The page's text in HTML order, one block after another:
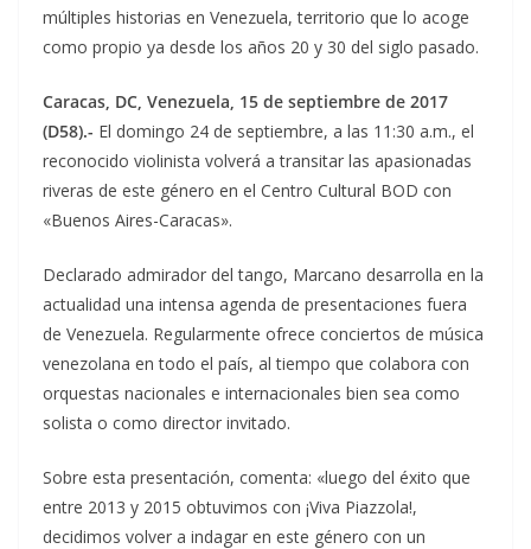
múltiples historias en Venezuela, territorio que lo acoge
como propio ya desde los años 20 y 30 del siglo pasado.
Caracas, DC, Venezuela, 15 de septiembre de 2017
(D58).- El domingo 24 de septiembre, a las 11:30 a.m., el
reconocido violinista volverá a transitar las apasionadas
riveras de este género en el Centro Cultural BOD con
«Buenos Aires-Caracas».
Declarado admirador del tango, Marcano desarrolla en la
actualidad una intensa agenda de presentaciones fuera
de Venezuela. Regularmente ofrece conciertos de música
venezolana en todo el país, al tiempo que colabora con
orquestas nacionales e internacionales bien sea como
solista o como director invitado.
Sobre esta presentación, comenta: «luego del éxito que
entre 2013 y 2015 obtuvimos con ¡Viva Piazzola!,
decidimos volver a indagar en este género con un